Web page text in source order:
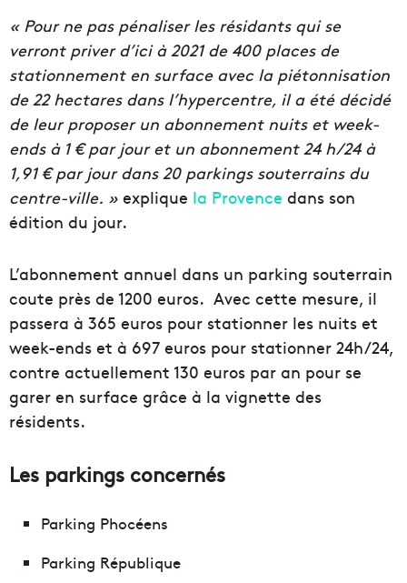
« Pour ne pas pénaliser les résidants qui se
verront priver d’ici à 2021 de 400 places de
stationnement en surface avec la piétonnisation
de 22 hectares dans l’hypercentre, il a été décidé
de leur proposer un abonnement nuits et week-
ends à 1 € par jour et un abonnement 24 h/24 à
1,91 € par jour dans 20 parkings souterrains du
centre-ville. » explique la Provence dans son
édition du jour.
L’abonnement annuel dans un parking souterrain
coute près de 1200 euros. Avec cette mesure, il
passera à 365 euros pour stationner les nuits et
week-ends et à 697 euros pour stationner 24h/24,
contre actuellement 130 euros par an pour se
garer en surface grâce à la vignette des
résidents.
Les parkings concernés
Parking Phocéens
Parking République